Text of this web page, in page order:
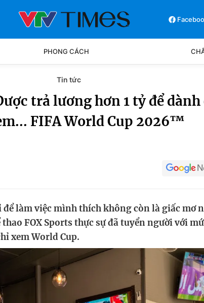
PHONG CÁCH
Phong cách
Các môn khác Video
Tin tức
trả lương hơn 1 tỷ để dành
FIFA World Cup 2026™
làm việc mình thích không còn là giấc mơ
FOX Sports thực sự đã tuyển người với
xem World Cup.